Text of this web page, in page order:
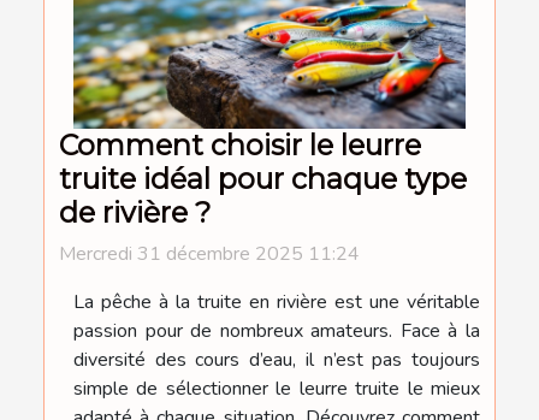
Comment choisir le leurre
truite idéal pour chaque type
de rivière ?
Mercredi 31 décembre 2025 11:24
La pêche à la truite en rivière est une véritable
passion pour de nombreux amateurs. Face à la
diversité des cours d’eau, il n’est pas toujours
simple de sélectionner le leurre truite le mieux